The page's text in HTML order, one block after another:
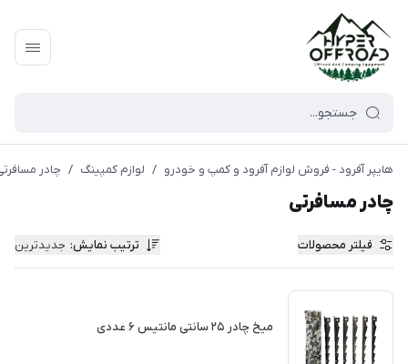
هایپر آفرود - فروش لوازم آفرود و کمپ و خودرو / لوازم کمپینگ / چادر
چادر مسافرتی
فیلتر محصولات ترتیب نمایش: جدیدترین
میخ چادر ۲۵ سانتی مانتیس ۶ عددی